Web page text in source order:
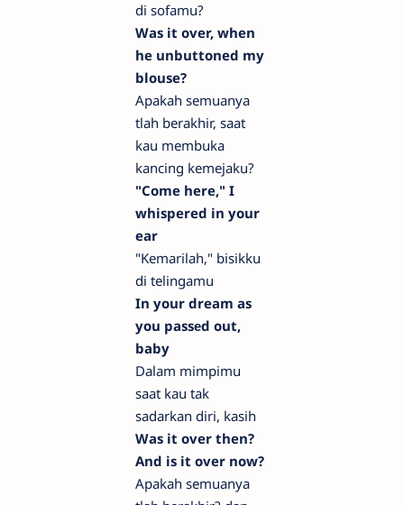
di sofamu?
Was it over, when
he unbuttoned my
blouse?
Apakah semuanya
tlah berakhir, saat
kau membuka
kancing kemejaku?
"Come here," I
whispered in your
ear
"Kemarilah," bisikku
di telingamu
In your dream as
you passеd out,
baby
Dalam mimpimu
saat kau tak
sadarkan diri, kasih
Was it over then?
And is it over now?
Apakah semuanya